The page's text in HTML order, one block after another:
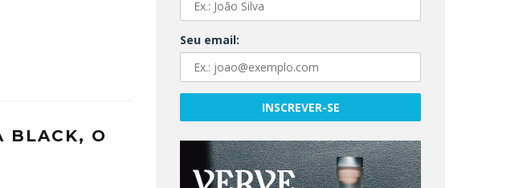
BLACK, O
Seu email: